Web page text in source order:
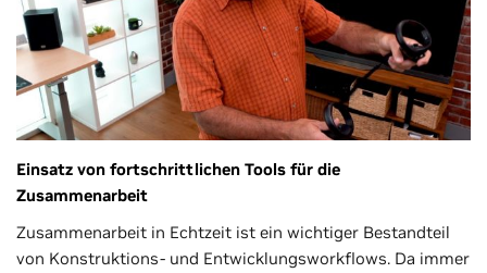
Einsatz von fortschrittlichen Tools für die
Zusammenarbeit
Zusammenarbeit in Echtzeit ist ein wichtiger Bestandteil
von Konstruktions- und Entwicklungsworkflows. Da immer